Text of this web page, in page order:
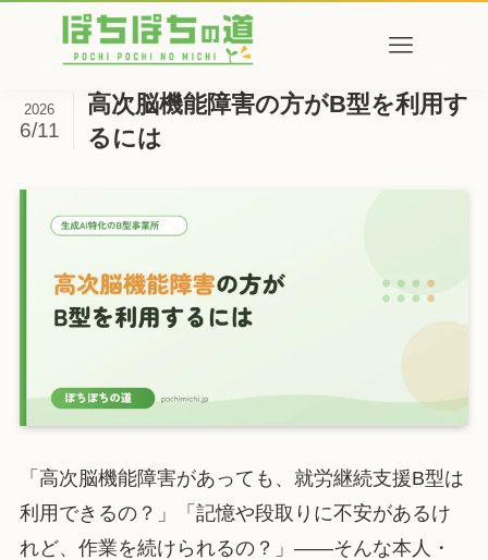
高次脳機能障害の方がB型を利用す
るには
2026
6/11
「高次脳機能障害があっても、就労継続支援B型は
利用できるの？」「記憶や段取りに不安があるけ
れど、作業を続けられるの？」——そんな本人・